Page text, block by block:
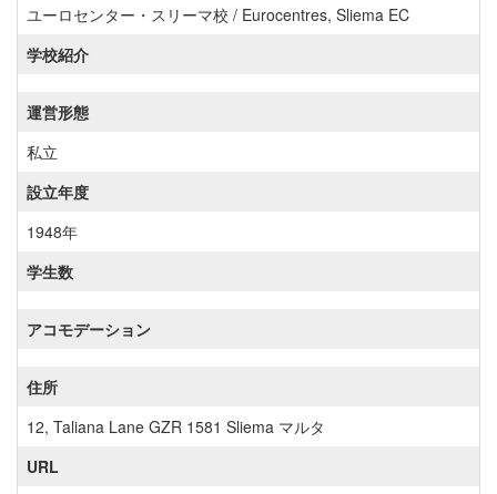
ユーロセンター・スリーマ校 / Eurocentres, Sliema EC
学校紹介
運営形態
私立
設立年度
1948年
学生数
アコモデーション
住所
12, Taliana Lane GZR 1581 Sliema マルタ
URL